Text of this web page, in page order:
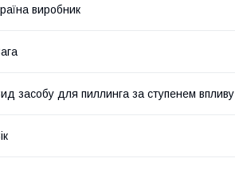
виробник
засобу для пиллинга за ступенем впливу